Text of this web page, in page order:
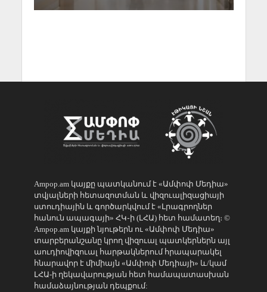
Ampop.am կայքը պատկանում է «Ամփոփ Մեդիա»
տվյալների հետազոտման և վիզուալիզացիայի
ստուդիային և գործարկվում է «Լրագրողներ
հանուն ապագայի» ՀԿ֊ի (ԼՀԱ) հետ համատեղ։ ©
Ampop.am կայքի նյութերն ու «Ամփոփ Մեդիա»
տարբերանշանը կրող վիզուալ պատկերներն այլ
աուդիովիզուալ հարթակներում հրապարակել
հնարավոր է միմիայն «Ամփոփ Մեդիայի» և/կամ
ԼՀԱ-ի ղեկավարության հետ համապատասխան
համաձայնության դեպքում: